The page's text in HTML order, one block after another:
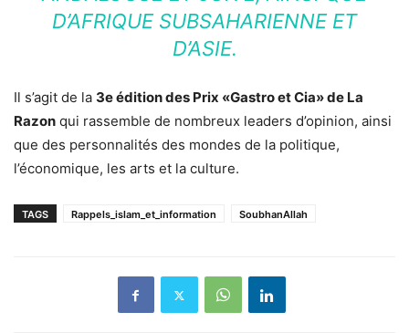
D’AFRIQUE SUBSAHARIENNE ET
D’ASIE.
Il s’agit de la 3e édition des Prix «Gastro et Cia» de La
Razon qui rassemble de nombreux leaders d’opinion, ainsi
que des personnalités des mondes de la politique,
l’économique, les arts et la culture.
TAGS Rappels_islam_et_information SoubhanAllah